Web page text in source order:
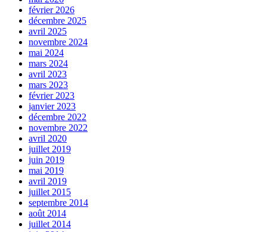
février 2026
décembre 2025
avril 2025
novembre 2024
mai 2024
mars 2024
avril 2023
mars 2023
février 2023
janvier 2023
décembre 2022
novembre 2022
avril 2020
juillet 2019
juin 2019
mai 2019
avril 2019
juillet 2015
septembre 2014
août 2014
juillet 2014